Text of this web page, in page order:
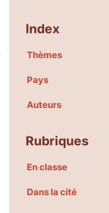
Index
Thèmes
Pays
Auteurs
Rubriques
En classe
Dans la cité